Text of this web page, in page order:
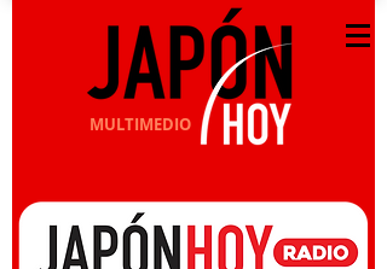
MULTIMEDIO